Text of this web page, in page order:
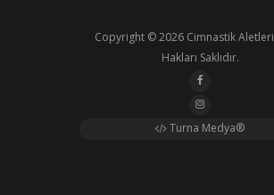
Copyright © 2026 Cimnastik Aletleri
Hakları Saklıdır.
Turna Medya®